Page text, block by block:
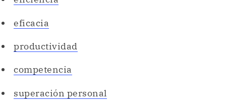
eficacia
productividad
competencia
superación personal